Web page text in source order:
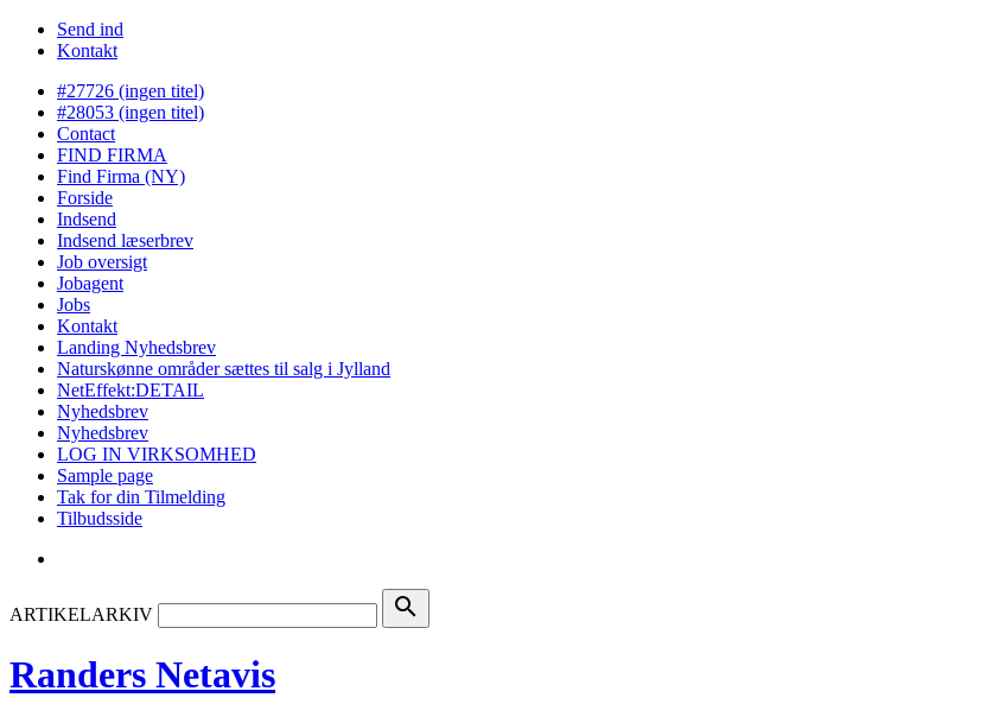
Send ind
Kontakt
#27726 (ingen titel)
#28053 (ingen titel)
Contact
FIND FIRMA
Find Firma (NY)
Forside
Indsend
Indsend læserbrev
Job oversigt
Jobagent
Jobs
Kontakt
Landing Nyhedsbrev
Naturskønne områder sættes til salg i Jylland
NetEffekt:DETAIL
Nyhedsbrev
Nyhedsbrev
LOG IN VIRKSOMHED
Sample page
Tak for din Tilmelding
Tilbudsside
ARTIKELARKIV search
Randers Netavis